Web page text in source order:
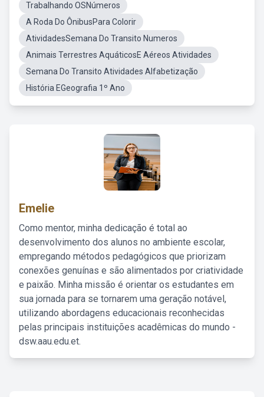
Trabalhando OSNúmeros
A Roda Do ÔnibusPara Colorir
AtividadesSemana Do Transito Numeros
Animais Terrestres AquáticosE Aéreos Atividades
Semana Do Transito Atividades Alfabetização
História EGeografia 1º Ano
Emelie
Como mentor, minha dedicação é total ao
desenvolvimento dos alunos no ambiente escolar,
empregando métodos pedagógicos que priorizam
conexões genuínas e são alimentados por criatividade
e paixão. Minha missão é orientar os estudantes em
sua jornada para se tornarem uma geração notável,
utilizando abordagens educacionais reconhecidas
pelas principais instituições acadêmicas do mundo -
dsw.aau.edu.et.